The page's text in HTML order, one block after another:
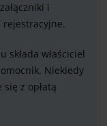
i
składa właściciel
Niekiedy
z opłatą